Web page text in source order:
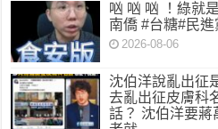
㕳 㕳 㕳 ！綠就
南僑 #台糖#民進
2026-08-06
沈伯洋說亂出征
去亂出征皮膚科
話？ 沈伯洋要蔣